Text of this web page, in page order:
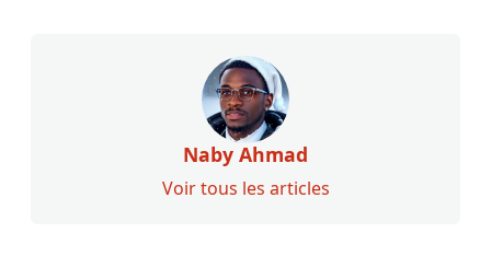
Naby Ahmad
Voir tous les articles